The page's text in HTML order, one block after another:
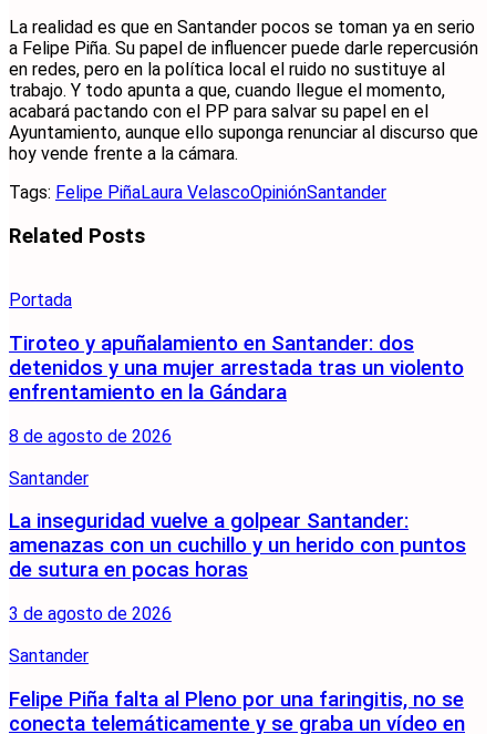
La realidad es que en Santander pocos se toman ya en serio
a Felipe Piña. Su papel de influencer puede darle repercusión
en redes, pero en la política local el ruido no sustituye al
trabajo. Y todo apunta a que, cuando llegue el momento,
acabará pactando con el PP para salvar su papel en el
Ayuntamiento, aunque ello suponga renunciar al discurso que
hoy vende frente a la cámara.
Tags: Felipe PiñaLaura VelascoOpiniónSantander
Related Posts
Portada
Tiroteo y apuñalamiento en Santander: dos
detenidos y una mujer arrestada tras un violento
enfrentamiento en la Gándara
8 de agosto de 2026
Santander
La inseguridad vuelve a golpear Santander:
amenazas con un cuchillo y un herido con puntos
de sutura en pocas horas
3 de agosto de 2026
Santander
Felipe Piña falta al Pleno por una faringitis, no se
conecta telemáticamente y se graba un vídeo en